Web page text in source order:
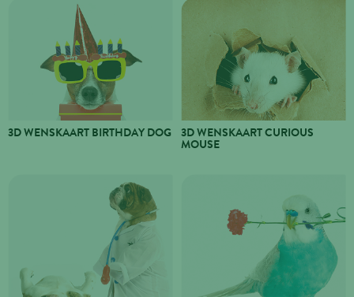
3D WENSKAART BIRTHDAY DOG 3D WENSKAART CURIOUS
MOUSE